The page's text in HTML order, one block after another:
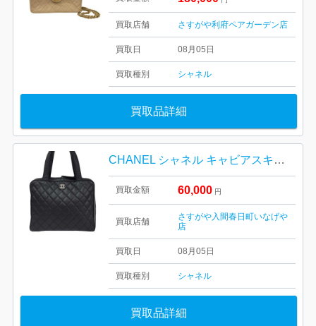
買取店舗 さすがや利府ペアガーデン店
買取日 08月05日
買取種別 シャネル
買取品詳細
CHANEL シャネル キャビアスキン バックブラック
買取金額 60,000 円
買取店舗
さすがや入間春日町いなげや
店
買取日 08月05日
買取種別 シャネル
買取品詳細